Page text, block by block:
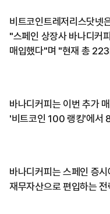
비트코인트레저리스닷넷
"스페인 상장사 바나디커
매입했다"며 "현재 총
바나디커피는 이번 추가
'비트코인 100 랭킹'에서
바나디커피는 스페인 증
재무자산으로 편입하는